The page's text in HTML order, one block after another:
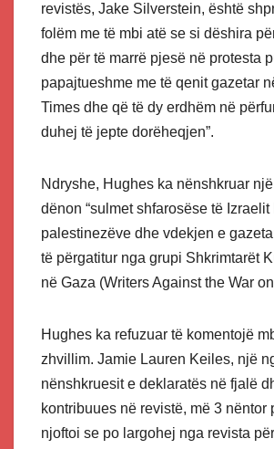
revistës, Jake Silverstein, është
folëm me të mbi atë se si dëshira
dhe për të marrë pjesë në protesta
papajtueshme me të qenit gazetar
Times dhe që të dy erdhëm në
duhej të jepte dorëheqjen”.
Ndryshe, Hughes ka nënshkruar
dënon “sulmet shfarosëse të Izraelit
palestinezëve dhe vdekjen e
të përgatitur nga grupi Shkrimtarët
në Gaza (Writers Against the War
Hughes ka refuzuar të komentojë
zhvillim. Jamie Lauren Keiles, një
nënshkruesit e deklaratës në fjalë
kontribuues në revistë, më 3 nëntor
njoftoi se po largohej nga revista